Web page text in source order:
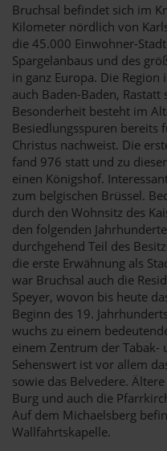
Bruchsal befindet sich im
Kilometer nördlich von
die 45.000 Einwohner-
Spargelanbaus und des
in ganz Europa. Die
auch Baden-Baden,
Besonderheit besteht im
Besiedlungsspuren bereits
Christus nachweist. Die
fand 976 statt und zu
einen Königshof.
zum belgischen Brüssel.
durch den Wohnsitz des
den folgenden
durchgehend Teil des
die erste Erwähnung als
war Bruchsal auch die
Speyer, wovon bis heute
Beginn des 19.
wuchs zu einem
einem Zentrum der Tabak-
Sehenswert ist vor allem
sowie das Belvedere.
Burg und auch die
Auf dem Michaelsberg
Wallfahrtskapelle.